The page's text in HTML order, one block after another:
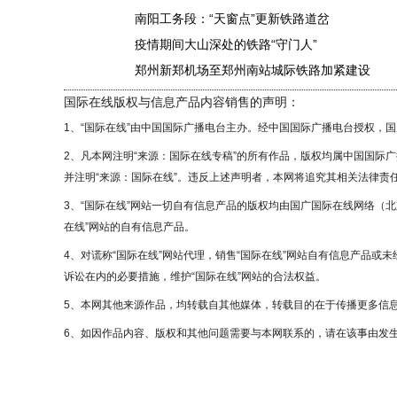
南阳工务段：“天窗点”更新铁路道岔
疫情期间大山深处的铁路“守门人”
郑州新郑机场至郑州南站城际铁路加紧建设
国际在线版权与信息产品内容销售的声明：
1、“国际在线”由中国国际广播电台主办。经中国国际广播电台授权，
2、凡本网注明“来源：国际在线专稿”的所有作品，版权均属中国国
并注明“来源：国际在线”。违反上述声明者，本网将追究其相关法律责
3、“国际在线”网站一切自有信息产品的版权均由国广国际在线网络
在线”网站的自有信息产品。
4、对谎称“国际在线”网站代理，销售“国际在线”网站自有信息产品或
诉讼在内的必要措施，维护“国际在线”网站的合法权益。
5、本网其他来源作品，均转载自其他媒体，转载目的在于传播更多信
6、如因作品内容、版权和其他问题需要与本网联系的，请在该事由发